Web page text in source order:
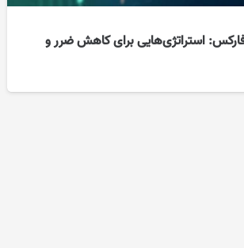
استراتژی‌هایی برای کاهش ضرر و